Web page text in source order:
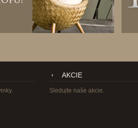
AKCIE
Sledujte naše akcie.